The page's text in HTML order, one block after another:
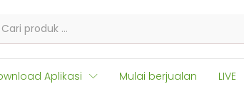
Aplikasi Mulai berjualan LIVE